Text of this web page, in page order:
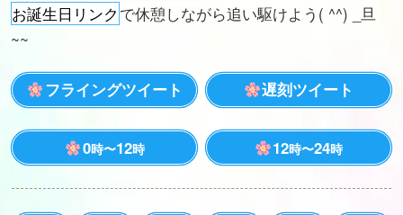
お誕生日リンク で休憩しながら追い駆けよう( ^^) _旦
~~
フライングツイート 遅刻ツイート
0時〜12時 12時〜24時